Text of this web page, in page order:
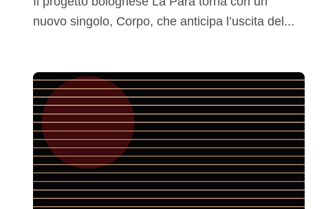
nuovo singolo, Corpo, che anticipa l’uscita del...